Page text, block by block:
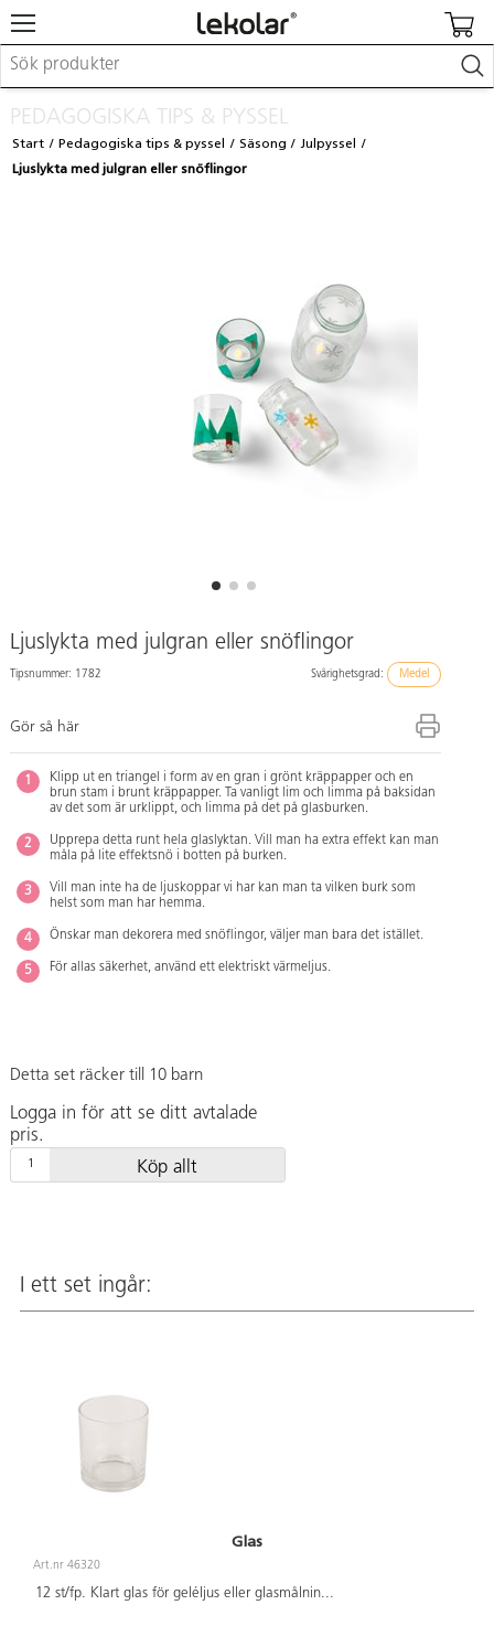
Möbler & inredning
Skapa
Leka
PEDAGOGISKA TIPS & PYSSEL
Start Pedagogiska tips & pyssel Säsong
Julpyssel
Ljuslykta med julgran eller snöflingor
Ljuslykta med julgran eller snöflingor
Tipsnummer: 1782 Svårighetsgrad: Medel
Gör så här
Klipp ut en triangel i form av en gran i grönt kräppapper och en
brun stam i brunt kräppapper. Ta vanligt lim och limma på baksidan
av det som är urklippt, och limma på det på glasburken.
Upprepa detta runt hela glaslyktan. Vill man ha extra effekt kan man
måla på lite effektsnö i botten på burken.
Vill man inte ha de ljuskoppar vi har kan man ta vilken burk som
helst som man har hemma.
Önskar man dekorera med snöflingor, väljer man bara det istället.
För allas säkerhet, använd ett elektriskt värmeljus.
Detta set räcker till 10 barn
Logga in för att se ditt avtalade
pris.
Köp allt
I ett set ingår:
Glas
Art.nr 46320
12 st/fp. Klart glas för geléljus eller glasmålnin...